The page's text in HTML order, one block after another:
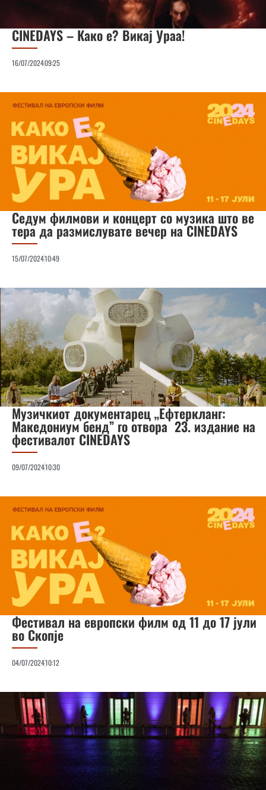
CINEDAYS – Како е? Викај Ураа!
16/07/202409:25
Седум филмови и концерт со музика што ве
тера да размислувате вечер на CINEDAYS
15/07/202410:49
Музичкиот документарец „Ефтеркланг:
Македониум бенд” го отвора 23. издание на
фестивалот CINEDAYS
09/07/202410:30
Фестивал на европски филм од 11 до 17 јули
во Скопје
04/07/202410:12